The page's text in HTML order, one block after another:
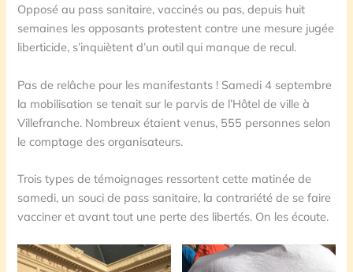
Opposé au pass sanitaire, vaccinés ou pas, depuis huit
semaines les opposants protestent contre une mesure jugée
liberticide, s’inquiètent d’un outil qui manque de recul.
Pas de relâche pour les manifestants ! Samedi 4 septembre
la mobilisation se tenait sur le parvis de l’Hôtel de ville à
Villefranche. Nombreux étaient venus, 555 personnes selon
le comptage des organisateurs.
Trois types de témoignages ressortent cette matinée de
samedi, un souci de pass sanitaire, la contrariété de se faire
vacciner et avant tout une perte des libertés. On les écoute.